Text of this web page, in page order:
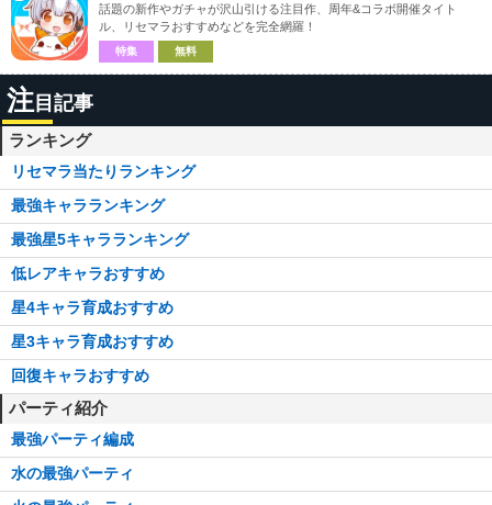
話題の新作やガチャが沢山引ける注目作、周年&コラボ開催タイト
ル、リセマラおすすめなどを完全網羅！
特集 無料
注 目記事
ランキング
リセマラ当たりランキング
最強キャラランキング
最強星5キャラランキング
低レアキャラおすすめ
星4キャラ育成おすすめ
星3キャラ育成おすすめ
回復キャラおすすめ
パーティ紹介
最強パーティ編成
水の最強パーティ